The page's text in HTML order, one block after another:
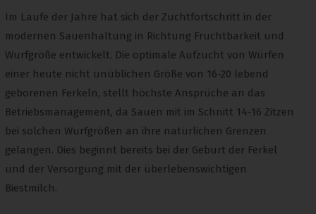
Im Laufe der Jahre hat sich der Zuchtfortschritt in der
modernen Sauenhaltung in Richtung Fruchtbarkeit und
Wurfgröße entwickelt. Die optimale Aufzucht von Würfen
einer heute nicht unüblichen Größe von 16-20 lebend
geborenen Ferkeln, stellt höchste Ansprüche an das
Betriebsmanagement, da Sauen mit im Schnitt 14-16 Zitzen
bei solchen Wurfgrößen an ihre natürlichen Grenzen
gelangen. Dies beginnt bereits bei der Geburt der Ferkel
und der Versorgung mit der überlebenswichtigen
Biestmilch.